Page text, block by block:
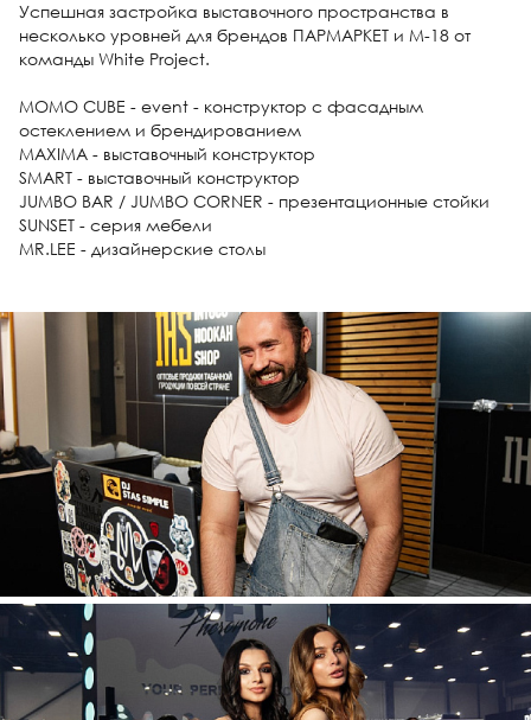
Успешная застройка выставочного пространства в
несколько уровней для брендов ПАРМАРКЕТ и М-18 от
команды White Project.
MOMO СUBE - event - конструктор с фасадным
остеклением и брендированием
MAXIMA - выставочный конструктор
SMART - выставочный конструктор
JUMBO BAR / JUMBO CORNER - презентационные стойки
SUNSET - серия мебели
MR.LEE - дизайнерские столы